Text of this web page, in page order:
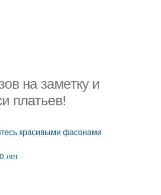
на заметку и
платьев!
красивыми фасонами
лет